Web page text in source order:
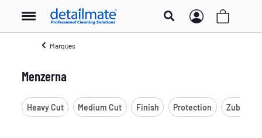
Marques
Menzerna
Heavy Cut Medium Cut Finish Protection Zubehör